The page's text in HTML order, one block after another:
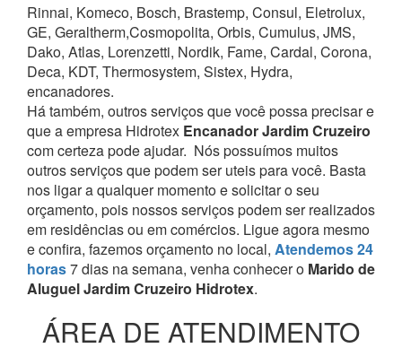
Rinnai, Komeco, Bosch, Brastemp, Consul, Eletrolux,
GE, Geraltherm,Cosmopolita, Orbis, Cumulus, JMS,
Dako, Atlas, Lorenzetti, Nordik, Fame, Cardal, Corona,
Deca, KDT, Thermosystem, Sistex, Hydra,
encanadores.
Há também, outros serviços que você possa precisar e
que a empresa Hidrotex Encanador Jardim Cruzeiro
com certeza pode ajudar. Nós possuímos muitos
outros serviços que podem ser uteis para você. Basta
nos ligar a qualquer momento e solicitar o seu
orçamento, pois nossos serviços podem ser realizados
em residências ou em comércios. Ligue agora mesmo
e confira, fazemos orçamento no local, Atendemos 24
horas7 dias na semana, venha conhecer o Marido de
Aluguel Jardim Cruzeiro Hidrotex.
ÁREA DE ATENDIMENTO